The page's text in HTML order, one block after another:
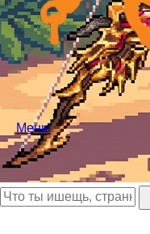
Меню